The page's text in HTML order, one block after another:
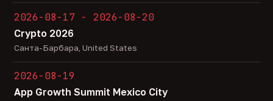
2026-08-17 - 2026-08-20
Crypto 2026
Санта-Барбара, United States
2026-08-19
App Growth Summit Mexico City